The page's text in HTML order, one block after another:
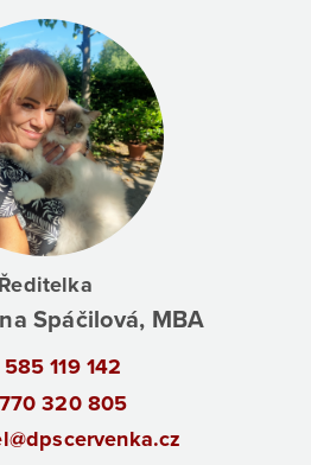
Ředitelka
Spáčilová, MBA
585 119 142
770 320 805